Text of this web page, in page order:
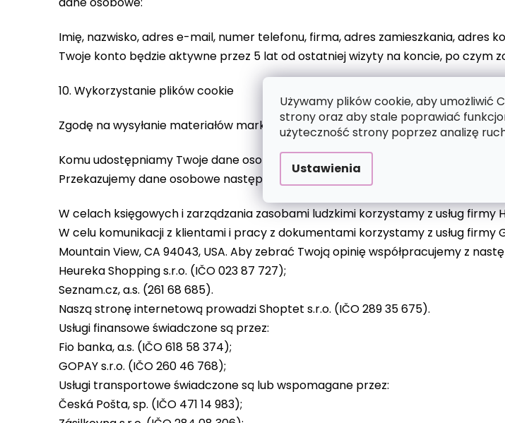
Używamy plików cookie, aby umożliwić
strony oraz aby stale poprawiać
użyteczność strony poprzez analizę
Ustawienia
Imię, nazwisko, adres e-mail, numer telefonu, firma, adres zamieszkania, adres
Twoje konto będzie aktywne przez 5 lat od ostatniej wizyty na koncie, po czym
10. Wykorzystanie plików cookie
Zgodę na wysyłanie materiałów marketingowych możesz cofnąć w stopce
Komu udostępniamy Twoje dane osobowe?
Przekazujemy dane osobowe następującym odbiorcom:
W celach księgowych i zarządzania zasobami ludzkimi korzystamy z usług firmy
W celu komunikacji z klientami i pracy z dokumentami korzystamy z usług
Mountain View, CA 94043, USA. Aby zebrać Twoją opinię współpracujemy z
Heureka Shopping s.r.o. (IČO 023 87 727);
Seznam.cz, a.s. (261 68 685).
Naszą stronę internetową prowadzi Shoptet s.r.o. (IČO 289 35 675).
Usługi finansowe świadczone są przez:
Fio banka, a.s. (IČO 618 58 374);
GOPAY s.r.o. (IČO 260 46 768);
Usługi transportowe świadczone są lub wspomagane przez:
Česká Pošta, sp. (IČO 471 14 983);